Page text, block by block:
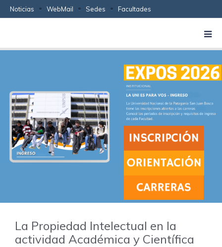
Noticias WebMail Sedes Facultades
La Propiedad Intelectual en la
actividad Académica y Científica